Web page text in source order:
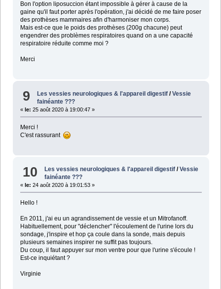
Bon l'option liposuccion étant impossible à gérer à cause de la
gaine qu'il faut porter après l'opération, j'ai décidé de me faire poser
des prothèses mammaires afin d'harmoniser mon corps.
Mais est-ce que le poids des prothèses (200g chacune) peut
engendrer des problèmes respiratoires quand on a une capacité
respiratoire réduite comme moi ?
Merci
9 Les vessies neurologiques & l'appareil digestif /Vessie
fainéante ???
« le: 25 août 2020 à 19:00:47 »
Merci !
C'est rassurant
10 Les vessies neurologiques & l'appareil digestif /Vessie
fainéante ???
« le: 24 août 2020 à 19:01:53 »
Hello !
En 2011, j'ai eu un agrandissement de vessie et un Mitrofanoff.
Habituellement, pour "déclencher" l'écoulement de l'urine lors du
sondage, j'inspire et hop ça coule dans la sonde, mais depuis
plusieurs semaines inspirer ne suffit pas toujours.
Du coup, il faut appuyer sur mon ventre pour que l'urine s'écoule !
Est-ce inquiétant ?
Virginie